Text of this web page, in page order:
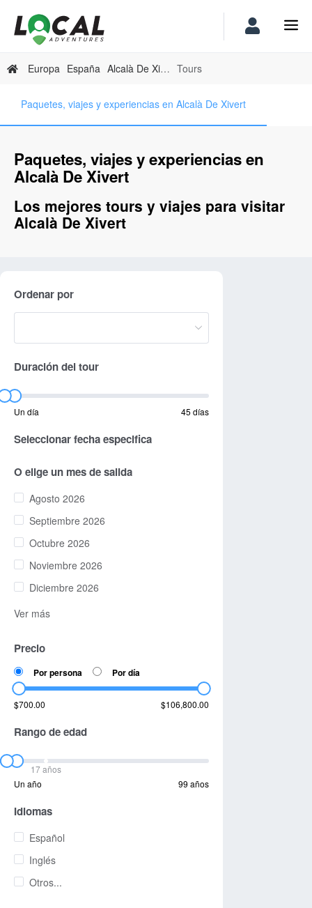
Europa España Alcalà De Xivert Tours
Paquetes, viajes y experiencias en Alcalà De Xivert
Paquetes, viajes y experiencias en
Alcalà De Xivert
Los mejores tours y viajes para visitar
Alcalà De Xivert
Ordenar por
Duración del tour
Un día 45 días
Seleccionar fecha especifica
O elige un mes de salida
Agosto 2026
Septiembre 2026
Octubre 2026
Noviembre 2026
Diciembre 2026
Ver más
Precio
Por persona Por día
$700.00 $106,800.00
Rango de edad
17 años
Un año
99 años
Idiomas
Español
Inglés
Otros...